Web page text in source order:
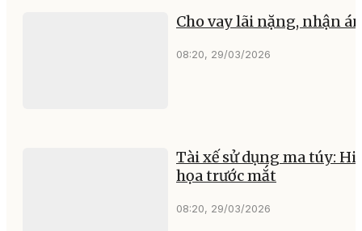
Cho vay lãi nặng, nhận
08:20, 29/03/2026
Tài xế sử dụng ma túy:
họa trước mắt
08:20, 29/03/2026